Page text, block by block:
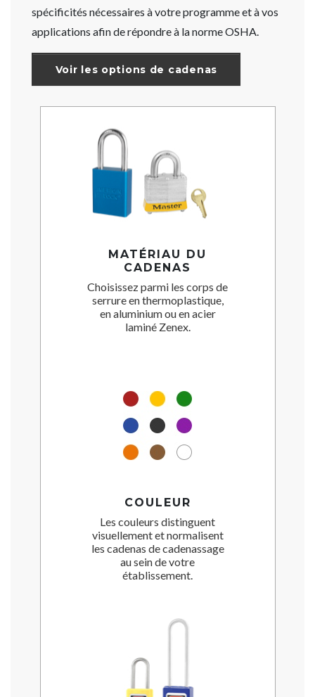
spécificités nécessaires à votre programme et à vos
applications afin de répondre à la norme OSHA.
Voir les options de cadenas
MATÉRIAU DU
CADENAS
Choisissez parmi les corps de
serrure en thermoplastique,
en aluminium ou en acier
laminé Zenex.
COULEUR
Les couleurs distinguent
visuellement et normalisent
les cadenas de cadenassage
au sein de votre
établissement.